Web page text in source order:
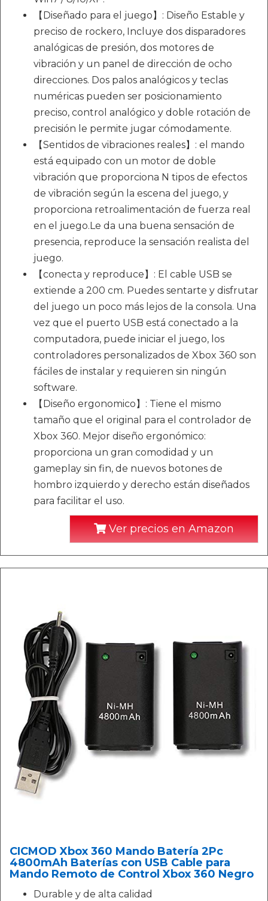
【Diseñado para el juego】: Diseño Estable y
preciso de rockero, Incluye dos disparadores
analógicas de presión, dos motores de
vibración y un panel de dirección de ocho
direcciones. Dos palos analógicos y teclas
numéricas pueden ser posicionamiento
preciso, control analógico y doble rotación de
precisión le permite jugar cómodamente.
【Sentidos de vibraciones reales】: el mando
está equipado con un motor de doble
vibración que proporciona N tipos de efectos
de vibración según la escena del juego, y
proporciona retroalimentación de fuerza real
en el juego.Le da una buena sensación de
presencia, reproduce la sensación realista del
juego.
【conecta y reproduce】: El cable USB se
extiende a 200 cm. Puedes sentarte y disfrutar
del juego un poco más lejos de la consola. Una
vez que el puerto USB está conectado a la
computadora, puede iniciar el juego, los
controladores personalizados de Xbox 360 son
fáciles de instalar y requieren sin ningún
software.
【Diseño ergonomico】: Tiene el mismo
tamaño que el original para el controlador de
Xbox 360. Mejor diseño ergonómico:
proporciona un gran comodidad y un
gameplay sin fin, de nuevos botones de
hombro izquierdo y derecho están diseñados
para facilitar el uso.
Ver precios en Amazon
CICMOD Xbox 360 Mando Batería 2Pc
4800mAh Baterías con USB Cable para
Mando Remoto de Control Xbox 360 Negro
Durable y de alta calidad